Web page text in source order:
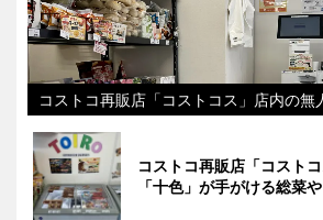
コストコ再販店「コストコス」店内の無
コストコ再販店「コスト
「十色」が手がける総菜